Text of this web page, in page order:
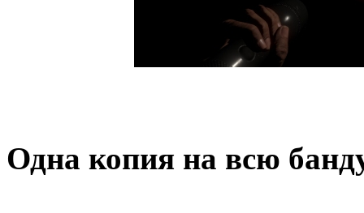
Одна копия на всю